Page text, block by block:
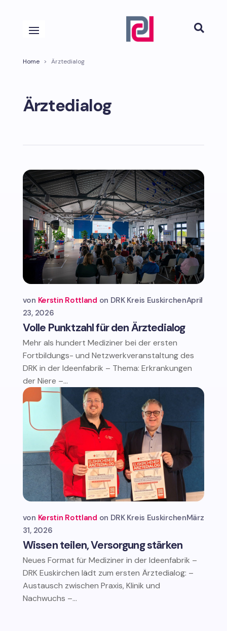

Home > Ärztedialog
Ärztedialog
Volle Punktzahl für den Ärztedialog
von Kerstin Rottland DRK Kreis EuskirchenApril
23, 2026
Mehr als hundert Mediziner bei der ersten
Fortbildungs- und Netzwerkveranstaltung des
DRK in der Ideenfabrik – Thema: Erkrankungen
der Niere –...
Wissen teilen, Versorgung stärken
von Kerstin Rottland DRK Kreis EuskirchenMärz
31, 2026
Neues Format für Mediziner in der Ideenfabrik –
DRK Euskirchen lädt zum ersten Ärztedialog: –
Austausch zwischen Praxis, Klinik und
Nachwuchs –...